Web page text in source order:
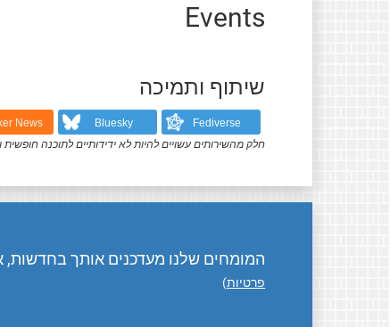
Events
שיתוף ותמיכה
Fediverse
Bluesky
News
חלק מהשירותים עשויים להיות לא ידידותיים לתוכנה חופשית
המומחים שלנו מעדכנים אותך בחדשות,
פרטיות)